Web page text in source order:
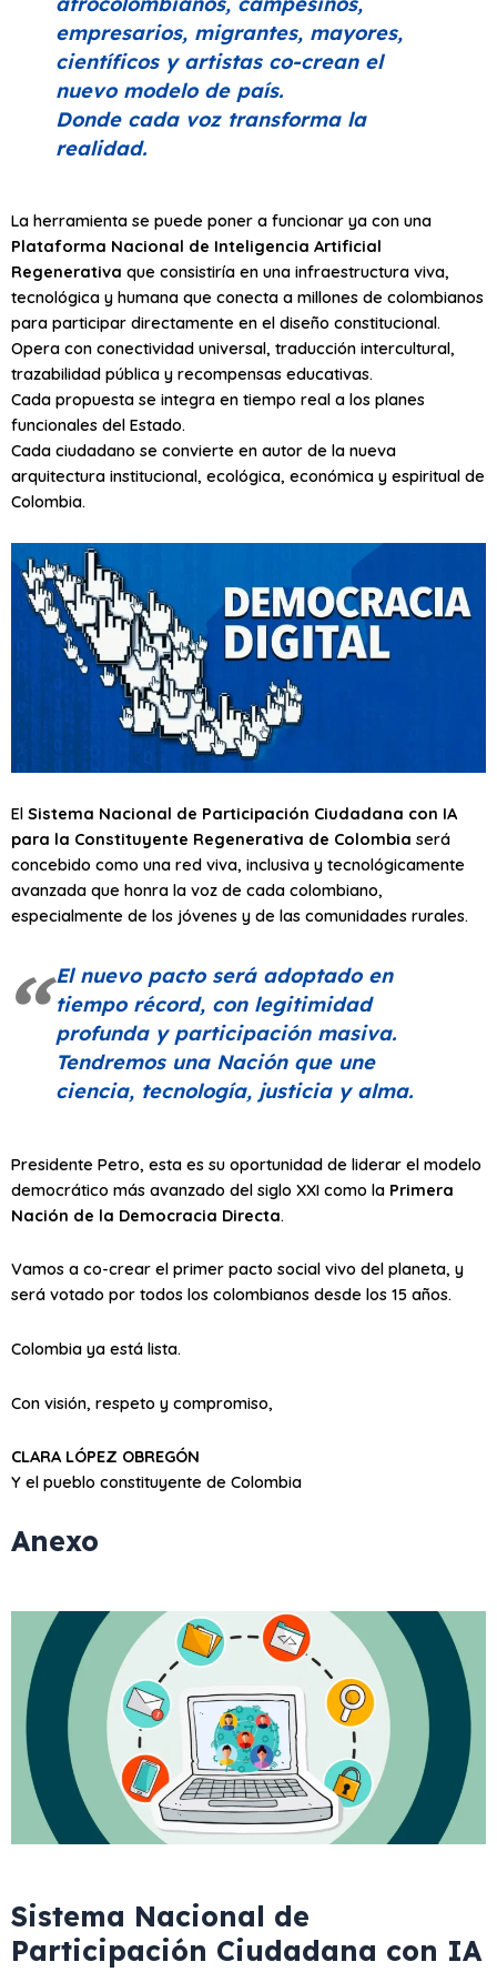
empresarios, migrantes, mayores,
científicos y artistas co-crean el
nuevo modelo de país.
Donde cada voz transforma la
realidad.
La herramienta se puede poner a funcionar ya con una
Plataforma Nacional de Inteligencia Artificial
Regenerativa que consistiría en una infraestructura viva,
tecnológica y humana que conecta a millones de colombianos
para participar directamente en el diseño constitucional.
Opera con conectividad universal, traducción intercultural,
trazabilidad pública y recompensas educativas.
Cada propuesta se integra en tiempo real a los planes
funcionales del Estado.
Cada ciudadano se convierte en autor de la nueva
arquitectura institucional, ecológica, económica y espiritual de
Colombia.
El Sistema Nacional de Participación Ciudadana con IA
para la Constituyente Regenerativa de Colombia será
concebido como una red viva, inclusiva y tecnológicamente
avanzada que honra la voz de cada colombiano,
especialmente de los jóvenes y de las comunidades rurales.
El nuevo pacto será adoptado en
tiempo récord, con legitimidad
profunda y participación masiva.
Tendremos una Nación que une
ciencia, tecnología, justicia y alma.
Presidente Petro, esta es su oportunidad de liderar el modelo
democrático más avanzado del siglo XXI como la Primera
Nación de la Democracia Directa.
Vamos a co-crear el primer pacto social vivo del planeta, y
será votado por todos los colombianos desde los 15 años.
Colombia ya está lista.
Con visión, respeto y compromiso,
CLARA LÓPEZ OBREGÓN
Y el pueblo constituyente de Colombia
Anexo
Sistema Nacional de
Participación Ciudadana con IA